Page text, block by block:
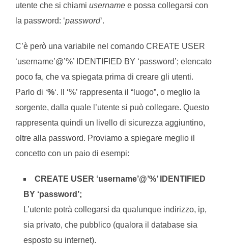
utente che si chiami username e possa collegarsi con
la password: ‘password‘.
C’è però una variabile nel comando CREATE USER
‘username’@’%’ IDENTIFIED BY ‘password’; elencato
poco fa, che va spiegata prima di creare gli utenti.
Parlo di ‘%‘. Il ‘%’ rappresenta il “luogo”, o meglio la
sorgente, dalla quale l’utente si può collegare. Questo
rappresenta quindi un livello di sicurezza aggiuntino,
oltre alla password. Proviamo a spiegare meglio il
concetto con un paio di esempi:
CREATE USER ‘username’@’%’ IDENTIFIED
BY ‘password’;
L’utente potrà collegarsi da qualunque indirizzo, ip,
sia privato, che pubblico (qualora il database sia
esposto su internet).